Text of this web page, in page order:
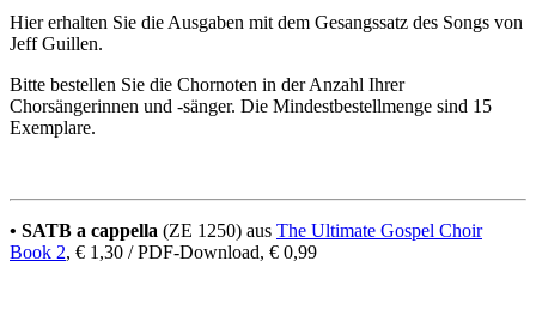
Hier erhalten Sie die Ausgaben mit dem Gesangssatz des Songs von
Jeff Guillen.
Bitte bestellen Sie die Chornoten in der Anzahl Ihrer
Chorsängerinnen und -sänger. Die Mindestbestellmenge sind 15
Exemplare.
• SATB a cappella (ZE 1250) aus The Ultimate Gospel Choir
Book 2, € 1,30 / PDF-Download, € 0,99